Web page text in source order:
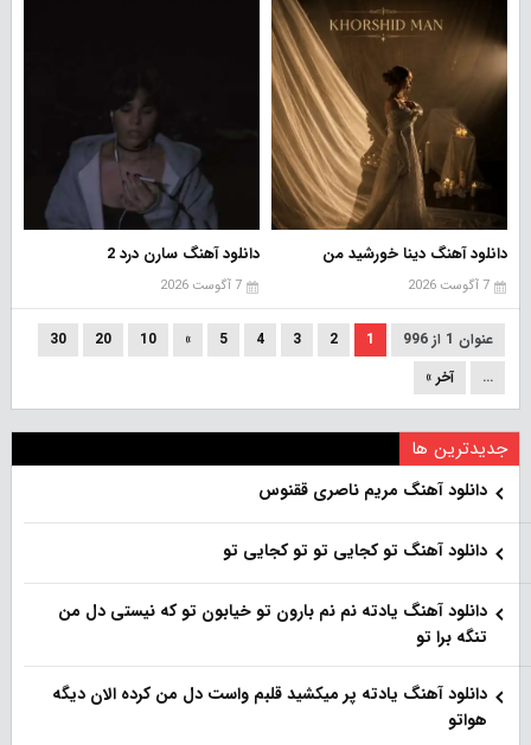
دانلود آهنگ دینا خورشید من
7 آگوست 2026
دانلود آهنگ سارن درد 2
7 آگوست 2026
عنوان 1 از 996 1
2
3
4
5
»
10
20
30
...
آخر »
جدیدترین ها
دانلود آهنگ مریم ناصری ققنوس
دانلود آهنگ تو کجایی تو تو کجایی تو
دانلود آهنگ یادته نم نم بارون تو خیابون تو که نیستی دل من
تنگه برا تو
دانلود آهنگ یادته پر میکشید قلبم واست دل من کرده الان دیگه
هواتو